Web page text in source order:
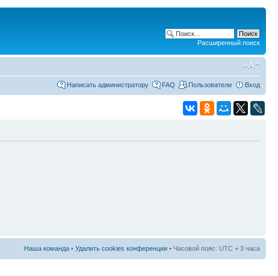
Расширенный поиск
Написать администратору FAQ Пользователи Вход
Наша команда • Удалить cookies конференции • Часовой пояс: UTC + 3 часа